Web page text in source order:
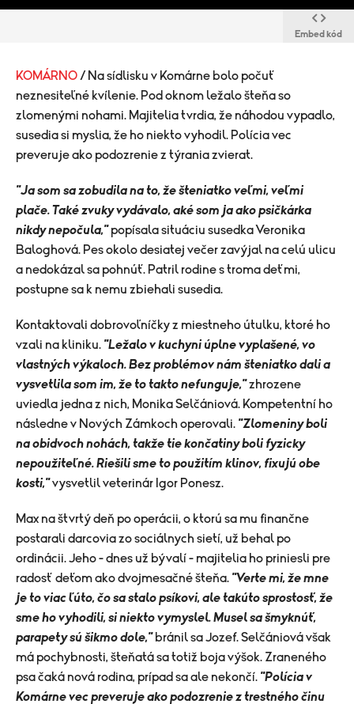
Embed kód
KOMÁRNO / Na sídlisku v Komárne bolo počuť
neznesiteľné kvílenie. Pod oknom ležalo šteňa so
zlomenými nohami. Majitelia tvrdia, že náhodou vypadlo,
susedia si myslia, že ho niekto vyhodil. Polícia vec
preveruje ako podozrenie z týrania zvierat.
"Ja som sa zobudila na to, že šteniatko veľmi, veľmi
plače. Také zvuky vydávalo, aké som ja ako psičkárka
nikdy nepočula,"popísala situáciu susedka Veronika
Baloghová. Pes okolo desiatej večer zavýjal na celú ulicu
a nedokázal sa pohnúť. Patril rodine s troma deťmi,
postupne sa k nemu zbiehali susedia.
Kontaktovali dobrovoľníčky z miestneho útulku, ktoré ho
vzali na kliniku. "Ležalo v kuchyni úplne vyplašené, vo
vlastných výkaloch. Bez problémov nám šteniatko dali a
vysvetlila som im, že to takto nefunguje,"zhrozene
uviedla jedna z nich, Monika Selčániová. Kompetentní ho
následne v Nových Zámkoch operovali. "Zlomeniny boli
na obidvoch nohách, takže tie končatiny boli fyzicky
nepoužiteľné. Riešili sme to použitím klinov, fixujú obe
kosti,"vysvetlil veterinár Igor Ponesz.
Max na štvrtý deň po operácii, o ktorú sa mu finančne
postarali darcovia zo sociálnych sietí, už behal po
ordinácii. Jeho - dnes už bývalí - majitelia ho priniesli pre
radosť deťom ako dvojmesačné šteňa. "Verte mi, že mne
je to viac ľúto, čo sa stalo psíkovi, ale takúto sprostosť, že
sme ho vyhodili, si niekto vymyslel. Musel sa šmyknúť,
parapety sú šikmo dole,"bránil sa Jozef. Selčániová však
má pochybnosti, šteňatá sa totiž boja výšok. Zraneného
psa čaká nová rodina, prípad sa ale nekončí. "Polícia v
Komárne vec preveruje ako podozrenie z trestného činu